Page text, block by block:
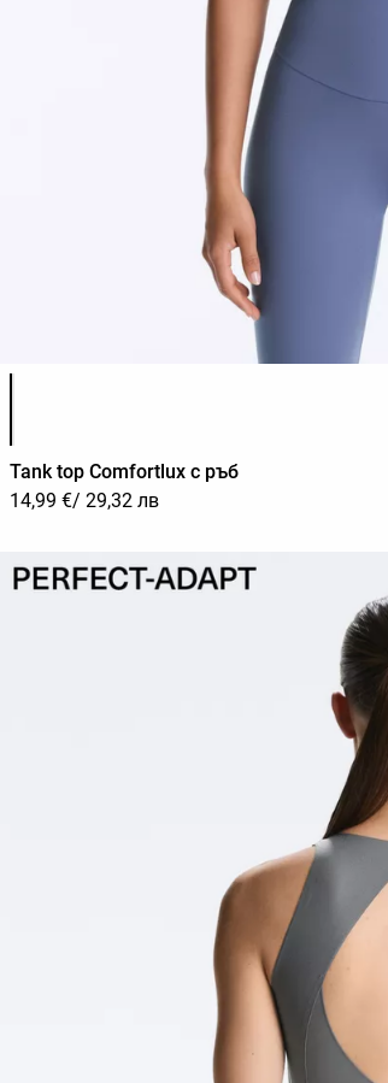
Tank top Comfortlux с ръб
14,99 €/ 29,32 лв